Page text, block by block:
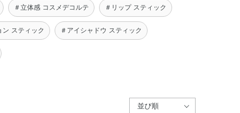
＃立体感 コスメデコルテ ＃リップ スティック
ン スティック ＃アイシャドウ スティック